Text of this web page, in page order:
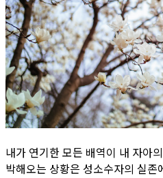
내가 연기한 모든 배역이 내 자아
박해오는 상황은 성소수자의 실